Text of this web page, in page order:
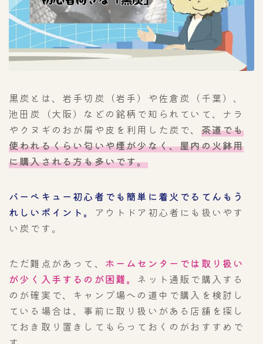
黒炭とは、岩手切炭（岩手）や佐倉炭（千葉）、
池田炭（大阪）などの銘柄で知られていて、ナラ
やクヌギのおが屑や皮を利用した炭で、 茶道でも
使われるくらい匂いや煙が少なく、屋内の火鉢用
に購入される方も多いです。
バーベキュー初心者でも簡単に着火で るてんもう
れしいポイント。 アウトドア初心者にも扱いやす
い炭です。
ただ難点があって、 ホームセンターでは取り扱い
が少く入手するのが困難。 ネット通販で購入する
のが確実で、キャンプ場への道中で購入を検討し
ている場合は、事前に取り扱いがある店舗を探し
ておき取り置きしてもらっておくのがおすすめで